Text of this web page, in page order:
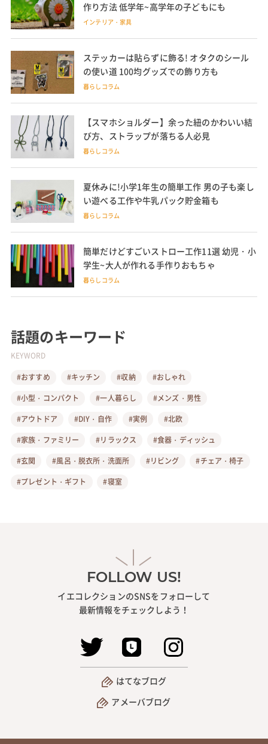
作り方法 低学年~高学年の子どもにも
インテリア・家具
ステッカーは貼らずに飾る! オタクのシール
の使い道 100均グッズでの飾り方も
暮らしコラム
【スマホショルダー】余った紐のかわいい結
び方、ストラップが落ちる人必見
暮らしコラム
夏休みに!小学1年生の簡単工作 男の子も楽し
い遊べる工作や牛乳パック貯金箱も
暮らしコラム
簡単だけどすごいストロー工作11選 幼児・小
学生~大人が作れる手作りおもちゃ
暮らしコラム
話題のキーワード
KEYWORD
#おすすめ
#キッチン #収納
#おしゃれ
#小型・コンパクト
#一人暮らし
#メンズ・男性
#アウトドア
#DIY・自作 #実例
#北欧
#家族・ファミリー
#リラックス
#食器・ディッシュ
#玄関
#風呂・脱衣所・洗面所 #リビング
#チェア・椅子
#プレゼント・ギフト
#寝室
FOLLOW US!
イエコレクションのSNSをフォローして
最新情報をチェックしよう！
はてなブログ
アメーバブログ